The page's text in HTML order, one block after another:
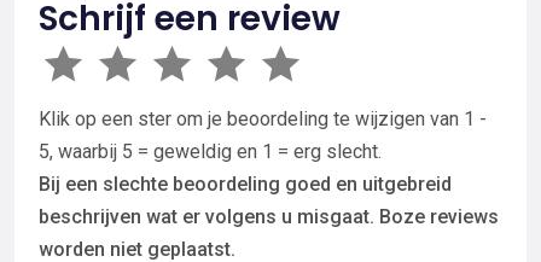
Schrijf een review
Klik op een ster om je beoordeling te wijzigen van 1 -
5, waarbij 5 = geweldig en 1 = erg slecht.
Bij een slechte beoordeling goed en uitgebreid
beschrijven wat er volgens u misgaat. Boze reviews
worden niet geplaatst.